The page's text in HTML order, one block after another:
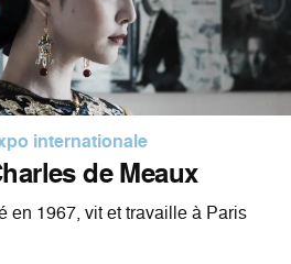
internationale
de Meaux
en 1967, vit et travaille à Paris